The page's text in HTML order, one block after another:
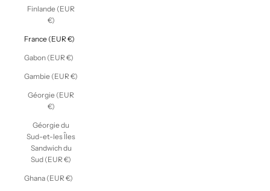
Finlande (EUR
€)
France (EUR €)
Gabon (EUR €)
Gambie (EUR €)
Géorgie (EUR
€)
Géorgie du
Sud-et-les Îles
Sandwich du
Sud (EUR €)
Ghana (EUR €)